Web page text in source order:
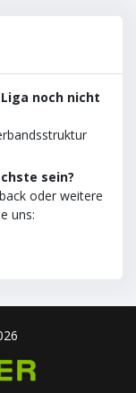
noch nicht
sein?
oder weitere
uns: